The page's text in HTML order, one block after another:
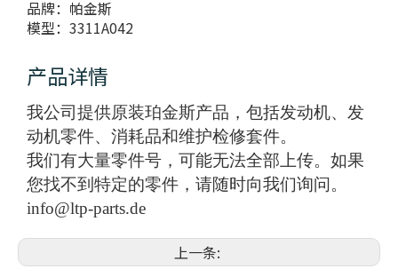
品牌： 帕金斯
模型： 3311A042
产品详情
我公司提供原装珀金斯产品，包括发动机、发
动机零件、消耗品和维护检修套件。
我们有大量零件号，可能无法全部上传。如果
您找不到特定的零件，请随时向我们询问。
info@ltp-parts.de
上一条: